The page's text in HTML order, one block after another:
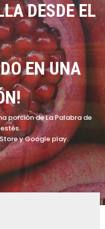
DESDE EL
EN UNA
porción de La Palabra de
y Google play.